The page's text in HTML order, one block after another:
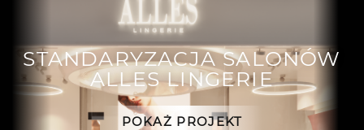
STANDARYZACJA SALONÓW
ALLES LINGERIE
POKAŻ PROJEKT